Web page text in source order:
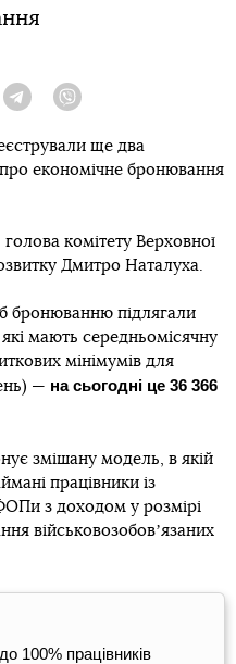
Telegram
ще два
економічне бронювання
комітету Верховної
Дмитро Наталуха.
бронюванню підлягали
які мають середньомісячну
мінімумів для
— на сьогодні це 36 366
змішану модель, в якій
працівники із
з доходом у розмірі
військовозобовʼязаних
100% працівників